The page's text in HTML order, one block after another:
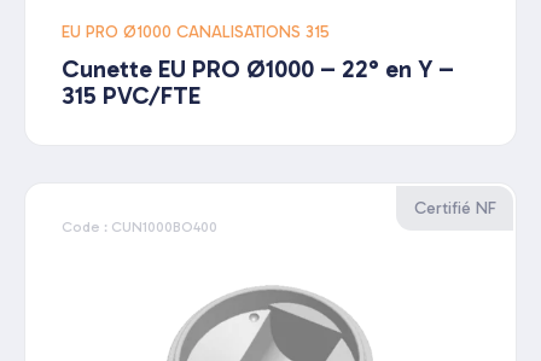
EU PRO Ø1000 CANALISATIONS 315
Cunette EU PRO Ø1000 – 22° en Y –
315 PVC/FTE
Certifié NF
Code : CUN1000BO400